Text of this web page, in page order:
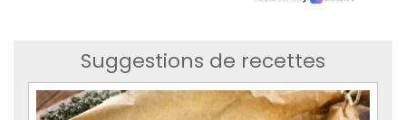
Suggestions de recettes